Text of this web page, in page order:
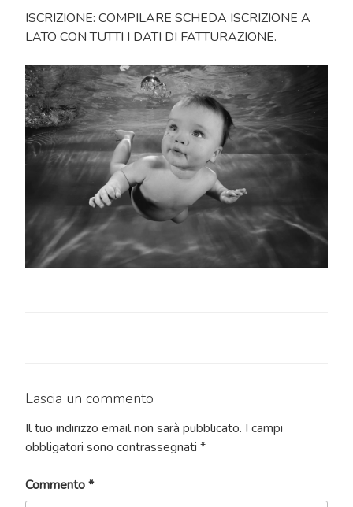
ISCRIZIONE: COMPILARE SCHEDA ISCRIZIONE A
LATO CON TUTTI I DATI DI FATTURAZIONE.
Lascia un commento
Il tuo indirizzo email non sarà pubblicato. I campi
obbligatori sono contrassegnati *
Commento*